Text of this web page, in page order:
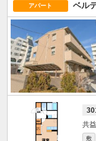
アパート ベル
敷